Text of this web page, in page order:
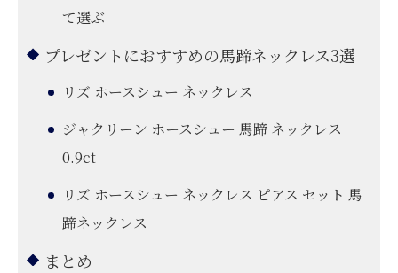
て選ぶ
プレゼントにおすすめの馬蹄ネックレス3選
リズ ホースシュー ネックレス
ジャクリーン ホースシュー 馬蹄 ネックレス
0.9ct
リズ ホースシュー ネックレス ピアス セット 馬
蹄ネックレス
まとめ